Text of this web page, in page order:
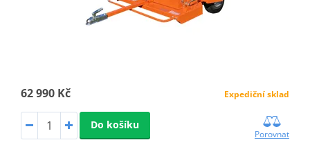
62 990 Kč Expediční sklad
Do košíku
Porovnat